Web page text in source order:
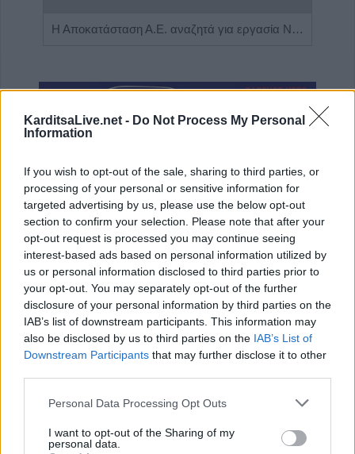
KarditsaLive.net - Do Not Process My Personal
Information
If you wish to opt-out of the sale, sharing to third parties, or
processing of your personal or sensitive information for
targeted advertising by us, please use the below opt-out
section to confirm your selection. Please note that after your
opt-out request is processed you may continue seeing
interest-based ads based on personal information utilized by
us or personal information disclosed to third parties prior to
your opt-out. You may separately opt-out of the further
disclosure of your personal information by third parties on the
IAB’s list of downstream participants. This information may
also be disclosed by us to third parties on the IAB’s List of
Downstream Participants that may further disclose it to other
Personal Data Processing Opt Outs
I want to opt-out of the Sharing of my
personal data.
Η Αποκατάσταση Α.Ε. αναζητά για εργασία Νοσηλευτές και Βοηθούς Νοσηλευτές
ΤΕΛΕΥΤΑΙΑ ΝΕΑ
Conference League: Τα αποτελέσματα των
πρώτων αγώνων του Γ΄προκριματικού
γύρου
7 Αυγούστου 2026, 00:10
Europa League: Με ΤΣΚΑ Σόφιας λογικά ο
ΟΦΗ στα Play Off - Τα αποτελέσματα των
πρώτων αγώνων στον Γ' προκριματικό
7 Αυγούστου 2026, 00:04
“Ciao espresso bar”: 12 χρόνια τώρα η δική
σου σταθερή αξία!